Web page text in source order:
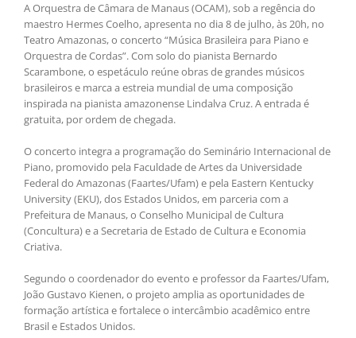
A Orquestra de Câmara de Manaus (OCAM), sob a regência do
maestro Hermes Coelho, apresenta no dia 8 de julho, às 20h, no
Teatro Amazonas, o concerto “Música Brasileira para Piano e
Orquestra de Cordas”. Com solo do pianista Bernardo
Scarambone, o espetáculo reúne obras de grandes músicos
brasileiros e marca a estreia mundial de uma composição
inspirada na pianista amazonense Lindalva Cruz. A entrada é
gratuita, por ordem de chegada.
O concerto integra a programação do Seminário Internacional de
Piano, promovido pela Faculdade de Artes da Universidade
Federal do Amazonas (Faartes/Ufam) e pela Eastern Kentucky
University (EKU), dos Estados Unidos, em parceria com a
Prefeitura de Manaus, o Conselho Municipal de Cultura
(Concultura) e a Secretaria de Estado de Cultura e Economia
Criativa.
Segundo o coordenador do evento e professor da Faartes/Ufam,
João Gustavo Kienen, o projeto amplia as oportunidades de
formação artística e fortalece o intercâmbio acadêmico entre
Brasil e Estados Unidos.